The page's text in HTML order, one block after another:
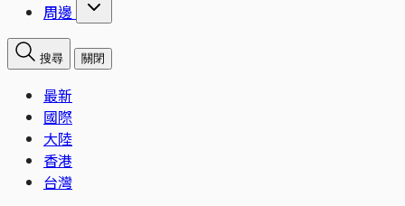
周邊
搜尋 關閉
最新
國際
大陸
香港
台灣